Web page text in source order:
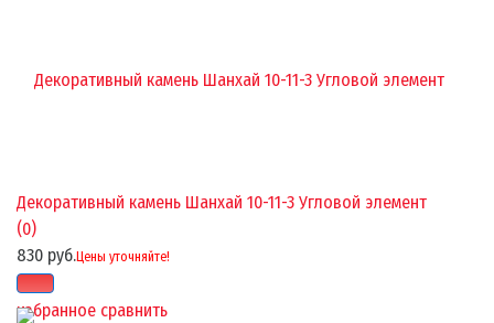
избранное сравнить
Декоративный камень Шанхай 10-11-3 Угловой элемент
(0)
830 руб.Цены уточняйте!